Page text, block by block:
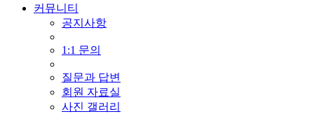
커뮤니티
공지사항
1:1 문의
질문과 답변
회원 자료실
사진 갤러리